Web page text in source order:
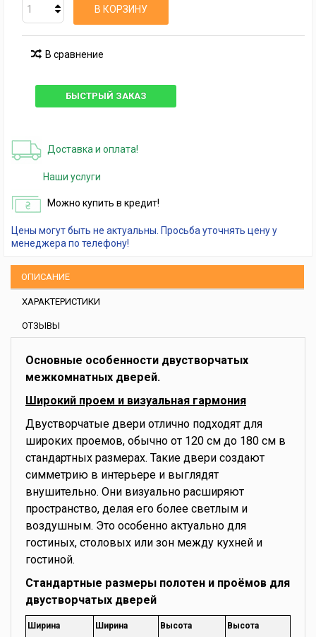
В КОРЗИНУ
В сравнение
БЫСТРЫЙ ЗАКАЗ
Доставка и оплата!
Наши услуги
Можно купить в кредит!
Цены могут быть не актуальны. Просьба уточнять цену у
менеджера по телефону!
ОПИСАНИЕ
ХАРАКТЕРИСТИКИ
ОТЗЫВЫ
Основные особенности двустворчатых
межкомнатных дверей.
Широкий проем и визуальная гармония
Двустворчатые двери отлично подходят для
широких проемов, обычно от 120 см до 180 см в
стандартных размерах. Такие двери создают
симметрию в интерьере и выглядят
внушительно. Они визуально расширяют
пространство, делая его более светлым и
воздушным. Это особенно актуально для
гостиных, столовых или зон между кухней и
гостиной.
Стандартные размеры полотен и проёмов для
двустворчатых дверей
Ширина
Ширина
Высота
Высота